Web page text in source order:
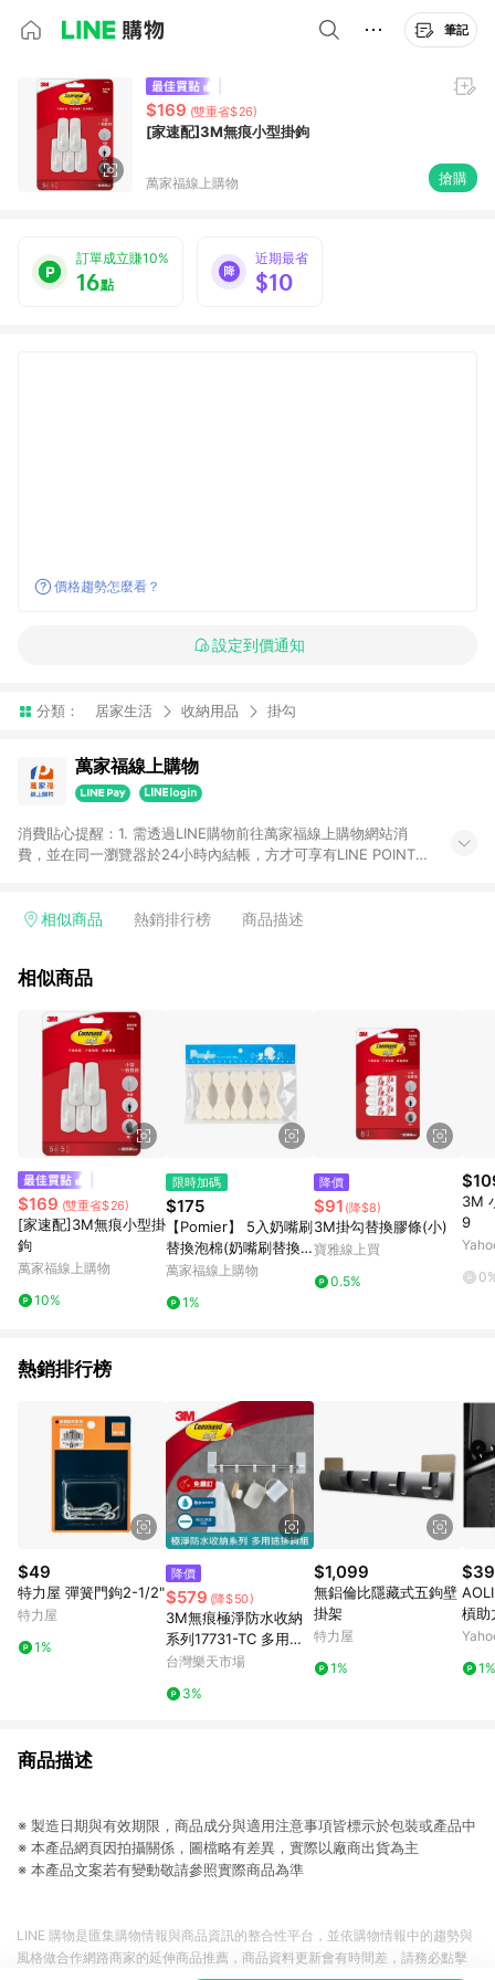
筆記
$169 (雙重省$26)
[家速配]3M無痕小型掛鉤
萬家福線上購物 搶購
訂單成立賺10%
16點
近期最省
$10
價格趨勢怎麼看？
設定到價通知
分類： 居家生活 收納用品 掛勾
萬家福線上購物
消費貼心提醒：1. 需透過LINE購物前往萬家福線上購物網站消
費，並在同一瀏覽器於24小時內結帳，方才可享有LINE POINTS
4. 不具回饋資格種類商品：電子禮券。 5. 回饋點數計算將排除訂
錄，相關問題請於保留時間內聯絡客服中心，並由康達盛通生活
提供簡單、快速、輕鬆的購物流程及體驗，將不定期推出精選、
話題性或期間限定商品來滿足您的喜好。
相似商品 熱銷排行榜 商品描述
相似商品
$169 (雙重省$26)
[家速配]3M無痕小型掛
鉤
萬家福線上購物
10%
限時加碼
$175
【Pomier】 5入奶嘴刷
替換泡棉(奶嘴刷替換
棉) 耐洗刮油
萬家福線上購物
1%
降價
$91 (降$8)
3M掛勾替換膠條(小)
寶雅線上買
0.5%
3M
9
熱銷排行榜
$49
特力屋 彈簧門鉤2-1/2"
特力屋
1%
降價
$579 (降$50)
3M無痕極淨防水收納
系列17731-TC 多用途
排鉤組(免釘免鑽) .
台灣樂天市場
3%
$1,099
無鋁倫比隱藏式五鉤壁
掛架
特力屋
1%
槓助
護腕
1%
商品描述
※ 製造日期與有效期限，商品成分與適用注意事項皆標示於包裝或產品中
※ 本產品網頁因拍攝關係，圖檔略有差異，實際以廠商出貨為主
※ 本產品文案若有變動敬請參照實際商品為準
LINE 購物是匯集購物情報與商品資訊的整合性平台，並依購物情報中的趨勢與
風格做合作網路商家的延伸商品推薦，商品資料更新會有時間差，請務必點擊